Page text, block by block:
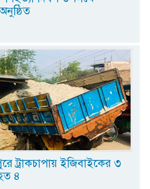
ট্রাকচাপায় ইজিবাইকের ৩
৪